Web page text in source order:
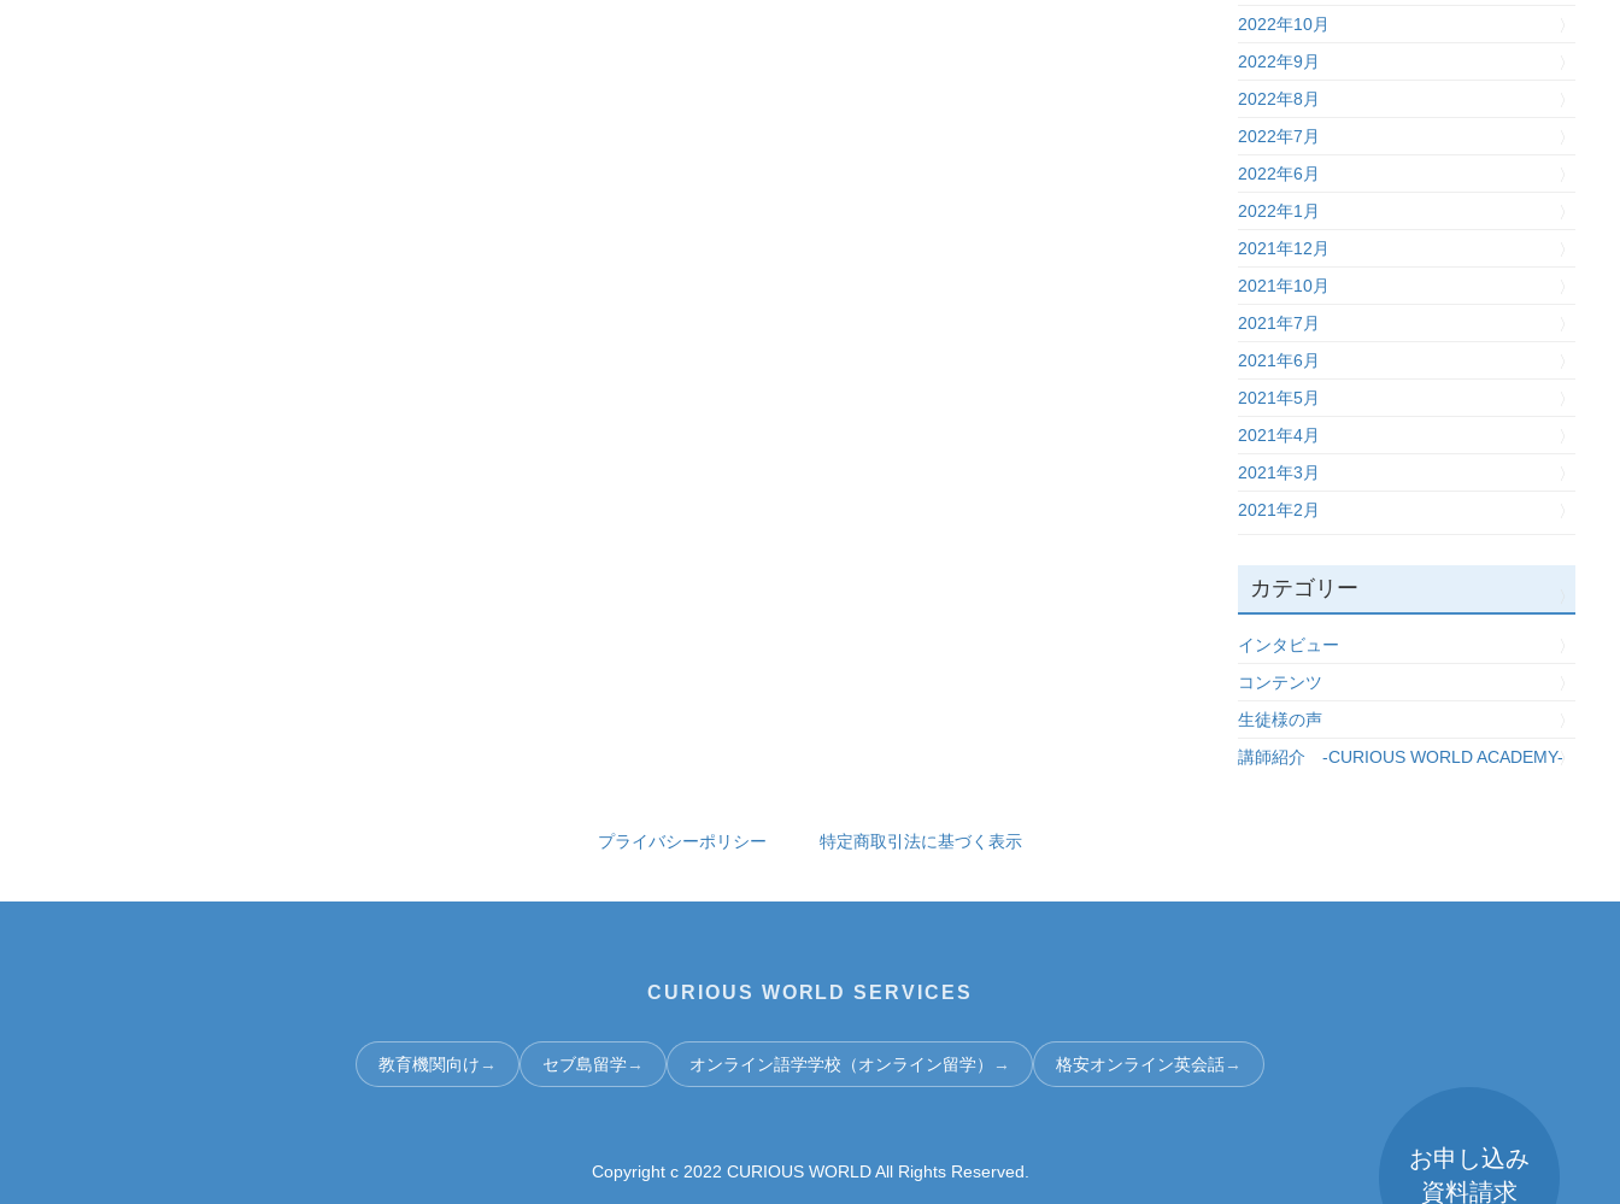
2022年10月
2022年9月
2022年8月
2022年7月
2022年6月
2022年1月
2021年12月
2021年10月
2021年7月
2021年6月
2021年5月
2021年4月
2021年3月
2021年2月
カテゴリー
インタビュー
コンテンツ
生徒様の声
講師紹介 -CURIOUS WORLD ACADEMY-
プライバシーポリシー 特定商取引法に基づく表示
CURIOUS WORLD SERVICES
教育機関向け → セブ島留学→ オンライン語学学校（オンライン留学） → 格安オンライン英会話→
Copyright c 2022 CURIOUS WORLD All Rights Reserved.
お申し込み
資料請求